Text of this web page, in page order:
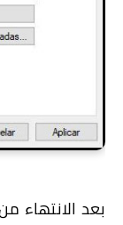
بعد الانتهاء